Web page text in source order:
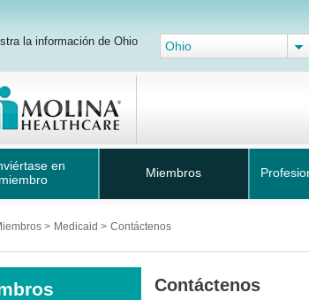
la información de Ohio Ohio
en
miembro
Miembros
> Medicaid > Contáctenos
Contáctenos